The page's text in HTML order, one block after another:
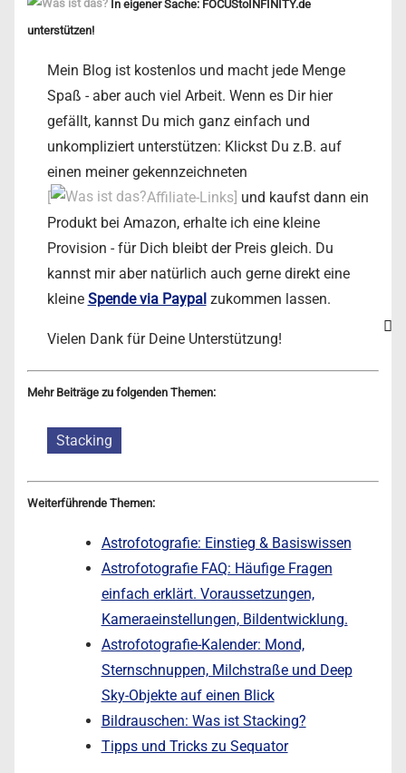
In eigener Sache: FOCUStoINFINITY.de
unterstützen!
Mein Blog ist kostenlos und macht jede Menge
Spaß - aber auch viel Arbeit. Wenn es Dir hier
gefällt, kannst Du mich ganz einfach und
unkompliziert unterstützen: Klickst Du z.B. auf
einen meiner gekennzeichneten
[
Affiliate-Links] und kaufst dann ein
Produkt bei Amazon, erhalte ich eine kleine
Provision - für Dich bleibt der Preis gleich. Du
kannst mir aber natürlich auch gerne direkt eine
kleine Spende via Paypalzukommen lassen.
Vielen Dank für Deine Unterstützung!
Mehr Beiträge zu folgenden Themen:
Stacking
Weiterführende Themen:
Astrofotografie: Einstieg & Basiswissen
Astrofotografie FAQ: Häufige Fragen
einfach erklärt. Voraussetzungen,
Kameraeinstellungen, Bildentwicklung.
Astrofotografie-Kalender: Mond,
Sternschnuppen, Milchstraße und Deep
Sky-Objekte auf einen Blick
Bildrauschen: Was ist Stacking?
Tipps und Tricks zu Sequator